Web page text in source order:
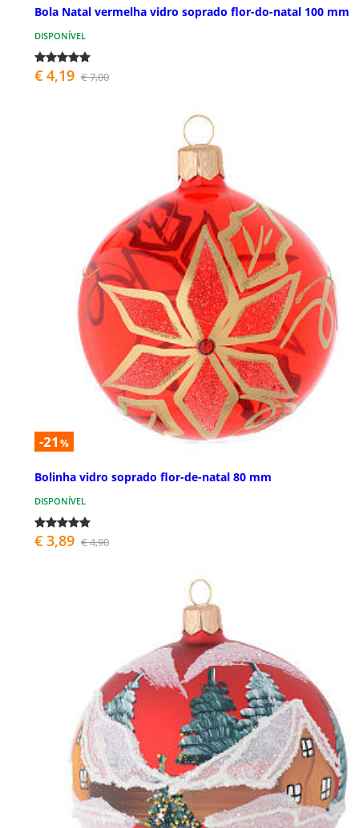
Bola Natal vermelha vidro soprado flor-do-natal 100 mm
DISPONÍVEL
€ 4,19 € 7,00
-21 %
Bolinha vidro soprado flor-de-natal 80 mm
DISPONÍVEL
€ 3,89 € 4,90